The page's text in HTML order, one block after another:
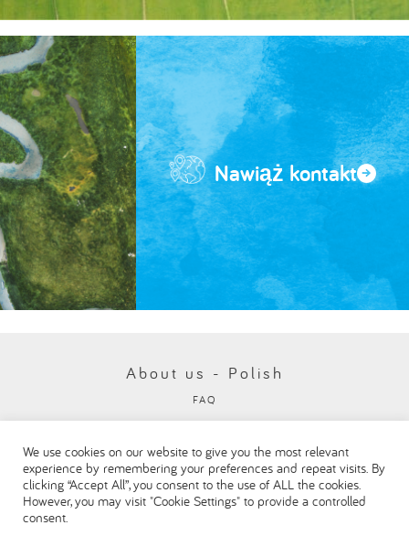
Nawiąż kontakt
About us - Polish
FAQ
Visit our Danone corporate website
We use cookies on our website to give you the most relevant
experience by remembering your preferences and repeat visits. By
clicking “Accept All”, you consent to the use of ALL the cookies.
However, you may visit "Cookie Settings" to provide a controlled
consent.